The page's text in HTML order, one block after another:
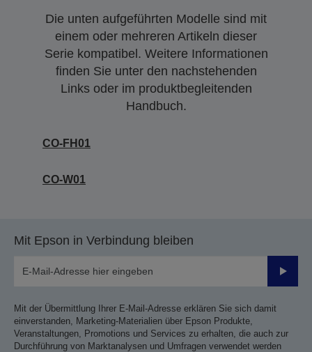
Die unten aufgeführten Modelle sind mit
einem oder mehreren Artikeln dieser
Serie kompatibel. Weitere Informationen
finden Sie unter den nachstehenden
Links oder im produktbegleitenden
Handbuch.
CO-FH01
CO-W01
Mit Epson in Verbindung bleiben
Mit der Übermittlung Ihrer E-Mail-Adresse erklären Sie sich damit
einverstanden, Marketing-Materialien über Epson Produkte,
Veranstaltungen, Promotions und Services zu erhalten, die auch zur
Durchführung von Marktanalysen und Umfragen verwendet werden